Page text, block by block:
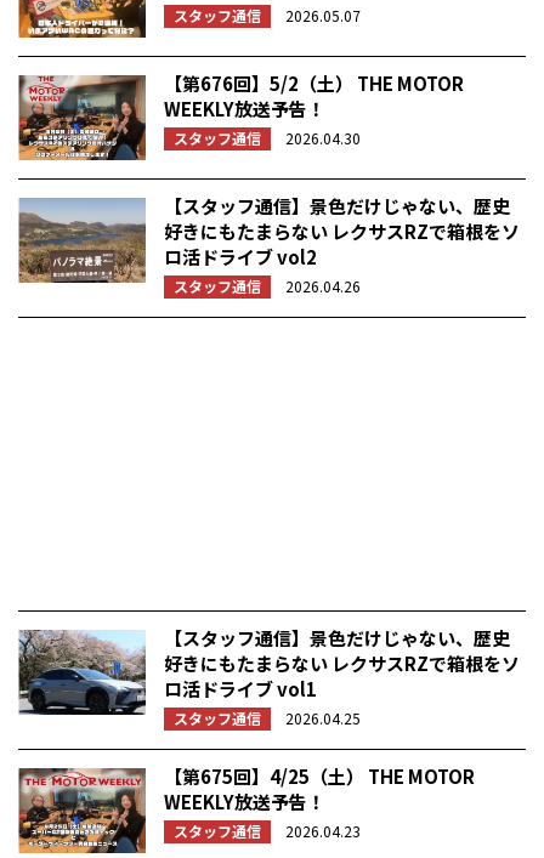
スタッフ通信 2026.05.07
【第676回】5/2（土） THE MOTOR
WEEKLY放送予告！
スタッフ通信 2026.04.30
【スタッフ通信】景色だけじゃない、歴史
好きにもたまらない レクサスRZで箱根をソ
ロ活ドライブ vol2
スタッフ通信 2026.04.26
【スタッフ通信】景色だけじゃない、歴史
好きにもたまらない レクサスRZで箱根をソ
ロ活ドライブ vol1
スタッフ通信 2026.04.25
【第675回】4/25（土） THE MOTOR
WEEKLY放送予告！
スタッフ通信 2026.04.23